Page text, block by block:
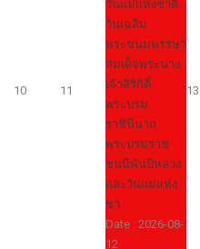
10 11
วันแม่แห่งชาติ
วันเฉลิม
พระชนมพรรษา
สมเด็จพระนาง
เจ้าสิริกิติ์
พระบรม
ราชินีนาถ
พระบรมราช
ชนนีพันปีหลวง
และวันแม่แห่ง
ชา
Date : 2026-08-
12
13